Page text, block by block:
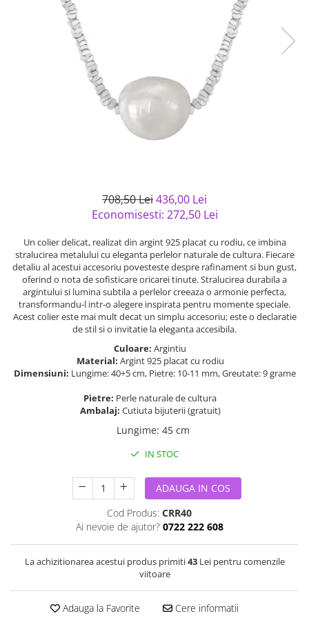
semipretioase
Bijuterii argint placat cu aur
Bijuterii argint cu diverse
Bijuterii argint cu murano
Bijuterii de Lux
Bijuterii gotice si rock
Bijuterii Handmade
Casete si cutii de bijuterii
708,50 Lei436,00 Lei
Economisesti: 272,50 Lei
Un colier delicat, realizat din argint 925 placat cu rodiu, ce imbina
stralucirea metalului cu eleganta perlelor naturale de cultura. Fiecare
detaliu al acestui accesoriu povesteste despre rafinament si bun gust,
oferind o nota de sofisticare oricarei tinute. Stralucirea durabila a
argintului si lumina subtila a perlelor creeaza o armonie perfecta,
transformandu-l intr-o alegere inspirata pentru momente speciale.
Acest colier este mai mult decat un simplu accesoriu; este o declaratie
de stil si o invitatie la eleganta accesibila.
Culoare: Argintiu
Material: Argint 925 placat cu rodiu
Dimensiuni: Lungime: 40+5 cm, Pietre: 10-11 mm, Greutate: 9 grame
Pietre: Perle naturale de cultura
Ambalaj: Cutiuta bijuterii (gratuit)
Lungime: 45 cm
IN STOC
ADAUGA IN COS
Cod Produs: CRR40
Ai nevoie de ajutor? 0722 222 608
La achizitionarea acestui produs primiti43Lei pentru comenzile
viitoare
Adauga la Favorite Cere informatii